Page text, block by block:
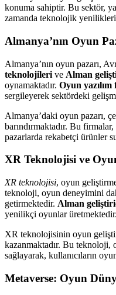
konuma sahiptir. Bu sektör,
zamanda teknolojik
Almanya’nın Oyun
Almanya’nın oyun pazarı,
teknolojileri ve Alman
oynamaktadır. Oyun
sergileyerek sektördeki
Almanya’daki oyun pazarı,
barındırmaktadır. Bu
pazarlarda rekabetçi ürünler
XR Teknolojisi ve
XR teknolojisi, oyun
teknoloji, oyun deneyimini
getirmektedir. Alman
yenilikçi oyunlar üretmektedir.
XR teknolojisinin oyun
kazanmaktadır. Bu teknoloji,
sağlayarak, kullanıcıların
Metaverse: Oyun